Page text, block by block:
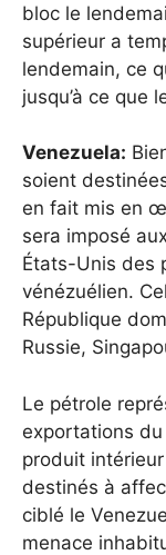
bloc le
supérieur a
lendemain, ce
jusqu’à ce que
Venezuela:
soient
en fait mis en
sera imposé
États-Unis des
vénézuélien.
République
Russie,
Le pétrole
exportations
produit
destinés à
ciblé le
menace